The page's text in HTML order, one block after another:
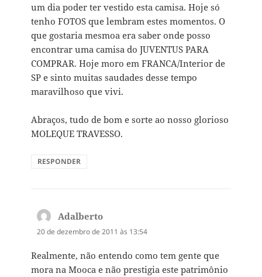
um dia poder ter vestido esta camisa. Hoje só
tenho FOTOS que lembram estes momentos. O
que gostaria mesmoa era saber onde posso
encontrar uma camisa do JUVENTUS PARA
COMPRAR. Hoje moro em FRANCA/Interior de
SP e sinto muitas saudades desse tempo
maravilhoso que vivi.
Abraços, tudo de bom e sorte ao nosso glorioso
MOLEQUE TRAVESSO.
RESPONDER
Adalbertodisse:
20 de dezembro de 2011 às 13:54
Realmente, não entendo como tem gente que
mora na Mooca e não prestigia este patrimônio